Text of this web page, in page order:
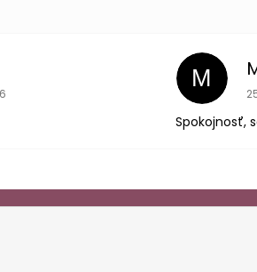
obchodu je 5 z 5 hviezdičiek.
M
Spokojnosť,